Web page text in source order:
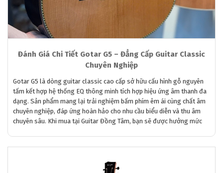
Đánh Giá Chi Tiết Gotar G5 – Đẳng Cấp Guitar Classic
Chuyên Nghiệp
Gotar G5 là dòng guitar classic cao cấp sở hữu cấu hình gỗ nguyên
tấm kết hợp hệ thống EQ thông minh tích hợp hiệu ứng âm thanh đa
dạng. Sản phẩm mang lại trải nghiệm bấm phím êm ái cùng chất âm
chuyên nghiệp, đáp ứng hoàn hảo cho nhu cầu biểu diễn và thu âm
chuyên sâu. Khi mua tại Guitar Đồng Tâm, bạn sẽ được hưởng mức